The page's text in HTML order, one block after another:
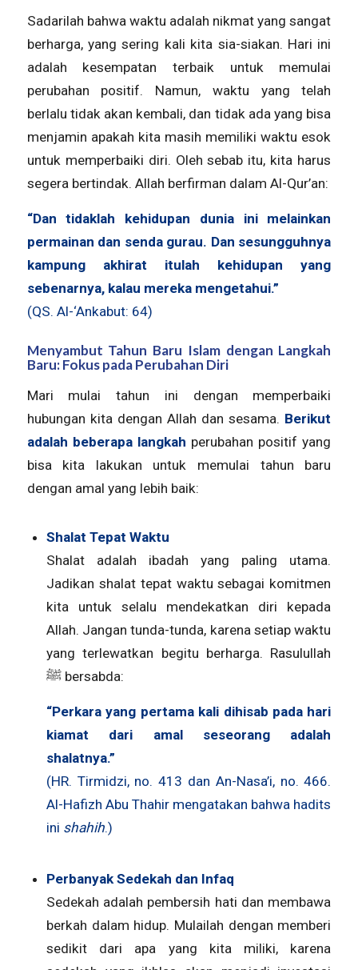
Sadarilah bahwa waktu adalah nikmat yang sangat
berharga, yang sering kali kita sia-siakan. Hari ini
adalah kesempatan terbaik untuk memulai
perubahan positif. Namun, waktu yang telah
berlalu tidak akan kembali, dan tidak ada yang bisa
menjamin apakah kita masih memiliki waktu esok
untuk memperbaiki diri. Oleh sebab itu, kita harus
segera bertindak. Allah berfirman dalam Al-Qur’an:
“Dan tidaklah kehidupan dunia ini melainkan
permainan dan senda gurau. Dan sesungguhnya
kampung akhirat itulah kehidupan yang
sebenarnya, kalau mereka mengetahui.”
(QS. Al-‘Ankabut: 64)
Menyambut Tahun Baru Islam dengan Langkah
Baru: Fokus pada Perubahan Diri
Mari mulai tahun ini dengan memperbaiki
hubungan kita dengan Allah dan sesama. Berikut
adalah beberapa langkah perubahan positif yang
bisa kita lakukan untuk memulai tahun baru
dengan amal yang lebih baik:
Shalat Tepat Waktu
Shalat adalah ibadah yang paling utama.
Jadikan shalat tepat waktu sebagai komitmen
kita untuk selalu mendekatkan diri kepada
Allah. Jangan tunda-tunda, karena setiap waktu
yang terlewatkan begitu berharga. Rasulullah
ﷺ bersabda:
“Perkara yang pertama kali dihisab pada hari
kiamat dari amal seseorang adalah
shalatnya.”
(HR. Tirmidzi, no. 413 dan An-Nasa’i, no. 466.
Al-Hafizh Abu Thahir mengatakan bahwa hadits
ini shahih.)
Perbanyak Sedekah dan Infaq
Sedekah adalah pembersih hati dan membawa
berkah dalam hidup. Mulailah dengan memberi
sedikit dari apa yang kita miliki, karena